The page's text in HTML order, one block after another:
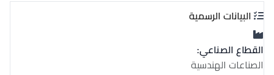
البيانات الرسمية
القطاع الصناعي:
الصناعات الهندسية